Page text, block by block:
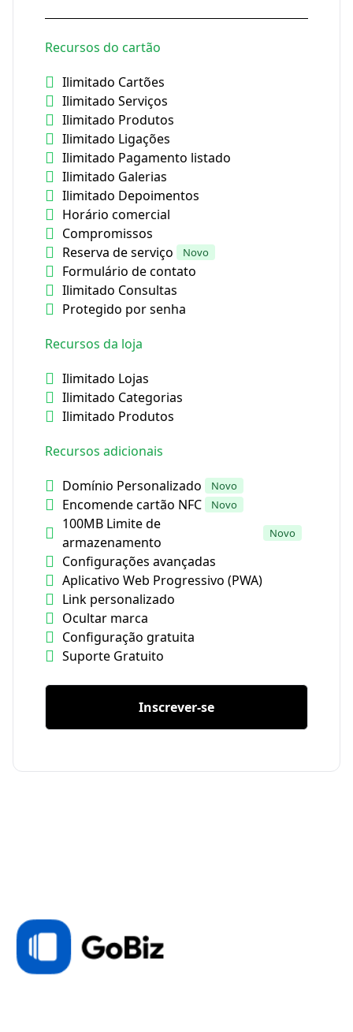
Recursos do cartão
Ilimitado Cartões
Ilimitado Serviços
Ilimitado Produtos
Ilimitado Ligações
Ilimitado Pagamento listado
Ilimitado Galerias
Ilimitado Depoimentos
Horário comercial
Compromissos
Reserva de serviço
Novo
Formulário de contato
Ilimitado Consultas
Protegido por senha
Recursos da loja
Ilimitado Lojas
Ilimitado Categorias
Ilimitado Produtos
Recursos adicionais
Domínio Personalizado
Novo
Encomende cartão NFC Novo
100MB Limite de
armazenamento
Novo
Configurações avançadas
Aplicativo Web Progressivo (PWA)
Link personalizado
Ocultar marca
Configuração gratuita
Suporte Gratuito
Inscrever-se